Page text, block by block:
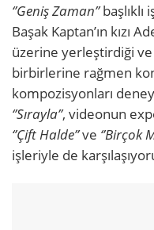
‘’Geniş Zaman’’başlıklı
Başak Kaptan’ın kızı
üzerine yerleştirdiği
birbirlerine rağmen
kompozisyonları
‘’Sırayla’’, videonun
‘’Çift Halde’’ve ‘’Birçok
işleriyle de